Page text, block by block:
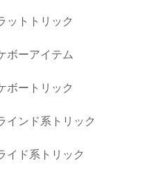
ットトリック
ボーアイテム
ボートリック
インド系トリック
イド系トリック